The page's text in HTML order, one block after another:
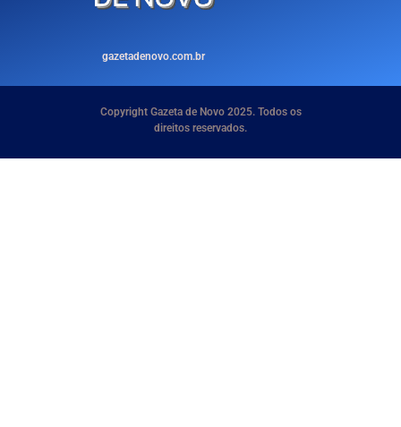
gazetadenovo.com.br
Copyright Gazeta de Novo 2025. Todos os
direitos reservados.